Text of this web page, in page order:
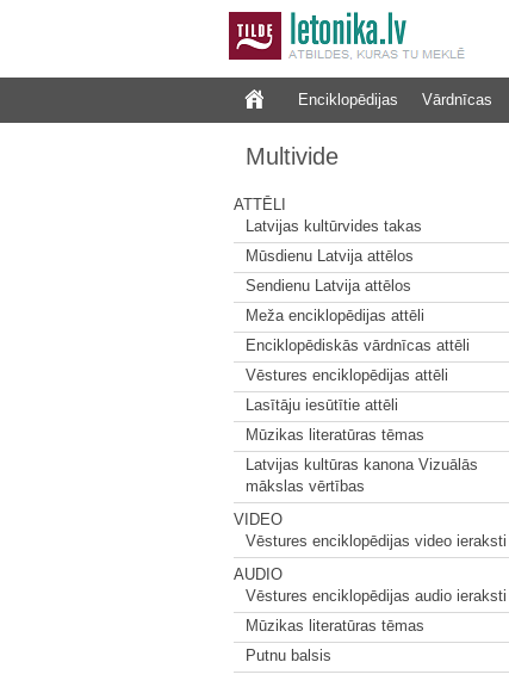
Enciklopēdijas Vārdnīcas
Multivide
ATTĒLI
Latvijas kultūrvides takas
Mūsdienu Latvija attēlos
Sendienu Latvija attēlos
Meža enciklopēdijas attēli
Enciklopēdiskās vārdnīcas attēli
Vēstures enciklopēdijas attēli
Lasītāju iesūtītie attēli
Mūzikas literatūras tēmas
Latvijas kultūras kanona Vizuālās
mākslas vērtības
VIDEO
Vēstures enciklopēdijas video ieraksti
AUDIO
Vēstures enciklopēdijas audio ieraksti
Mūzikas literatūras tēmas
Putnu balsis